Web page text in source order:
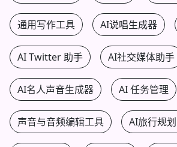
通用写作工具 AI说唱生成器
AI Twitter 助手 AI社交媒体助手
AI名人声音生成器 AI 任务管理
声音与音频编辑工具 AI旅行规